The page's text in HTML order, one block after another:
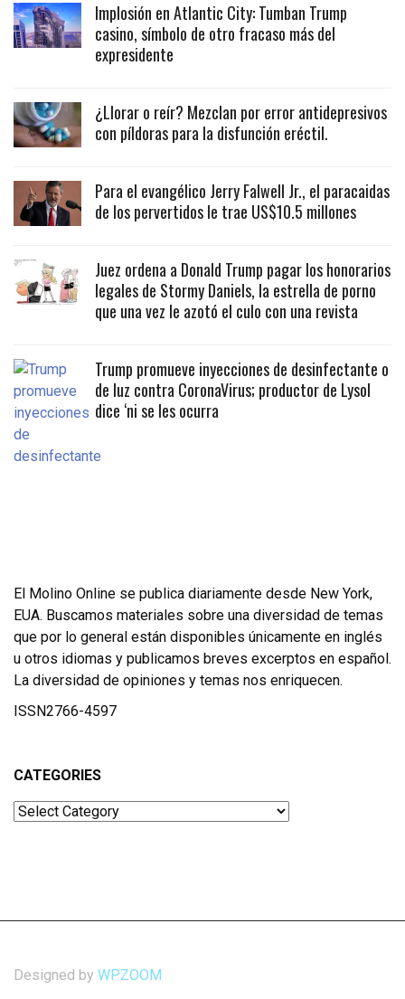
Implosión en Atlantic City: Tumban Trump
casino, símbolo de otro fracaso más del
expresidente
¿Llorar o reír? Mezclan por error antidepresivos
con píldoras para la disfunción eréctil.
Para el evangélico Jerry Falwell Jr., el paracaidas
de los pervertidos le trae US$10.5 millones
Juez ordena a Donald Trump pagar los honorarios
legales de Stormy Daniels, la estrella de porno
que una vez le azotó el culo con una revista
Trump promueve inyecciones de desinfectante o
de luz contra CoronaVirus; productor de Lysol
dice ‘ni se les ocurra
El Molino Online se publica diariamente desde New York,
EUA. Buscamos materiales sobre una diversidad de temas
que por lo general están disponibles únicamente en inglés
u otros idiomas y publicamos breves excerptos en español.
La diversidad de opiniones y temas nos enriquecen.
ISSN2766-4597
CATEGORIES
Categories
Designed by WPZOOM